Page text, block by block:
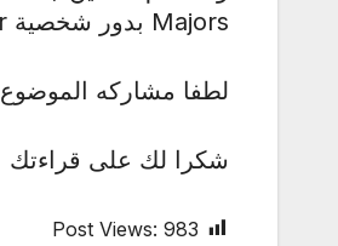
Majors بدور شخصية King the Conqueror
لطفا مشاركه الموضوع
شكرا لك على قراءتك
Post Views: 983